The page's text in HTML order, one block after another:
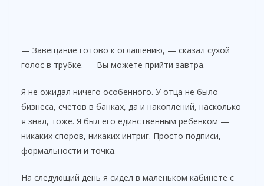
— Завещание готово к оглашению, — сказал сухой
голос в трубке. — Вы можете прийти завтра.
Я не ожидал ничего особенного. У отца не было
бизнеса, счетов в банках, да и накоплений, насколько
я знал, тоже. Я был его единственным ребёнком —
никаких споров, никаких интриг. Просто подписи,
формальности и точка.
На следующий день я сидел в маленьком кабинете с